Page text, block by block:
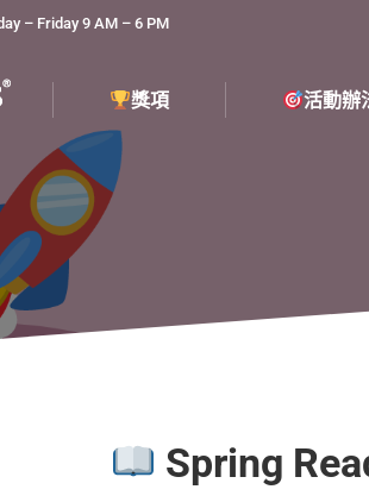
– Friday 9 AM – 6 PM
獎項 活動辦
Spring